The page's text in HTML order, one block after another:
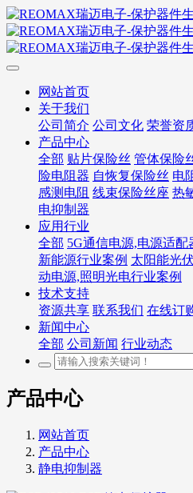
网站首页
关于我们
公司简介 公司文化 荣誉资
产品中心
全部 贴片保险丝 管体保险
险电阻器 自恢复保险丝 电
感测电阻 线束保险丝座 热
电抑制器
应用行业
全部 5G通信电源,电源适配
新能源行业案例 太阳能光
动电源,照明光电行业案例
技术支持
资源共享 联系我们 在线订
新闻中心
全部 公司新闻 行业动态
产品中心
网站首页
产品中心
静电抑制器